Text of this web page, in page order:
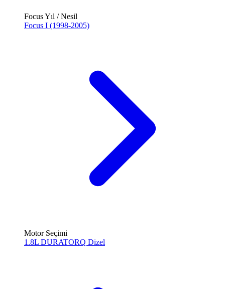
Focus Yıl / Nesil
Focus I (1998-2005)
Motor Seçimi
1.8L DURATORQ Dizel